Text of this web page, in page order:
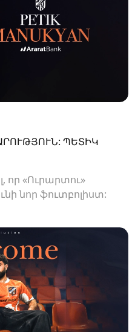
ՊԵՏԻԿ
որ «Ուրարտու»
նոր ֆուտբոլիստ: